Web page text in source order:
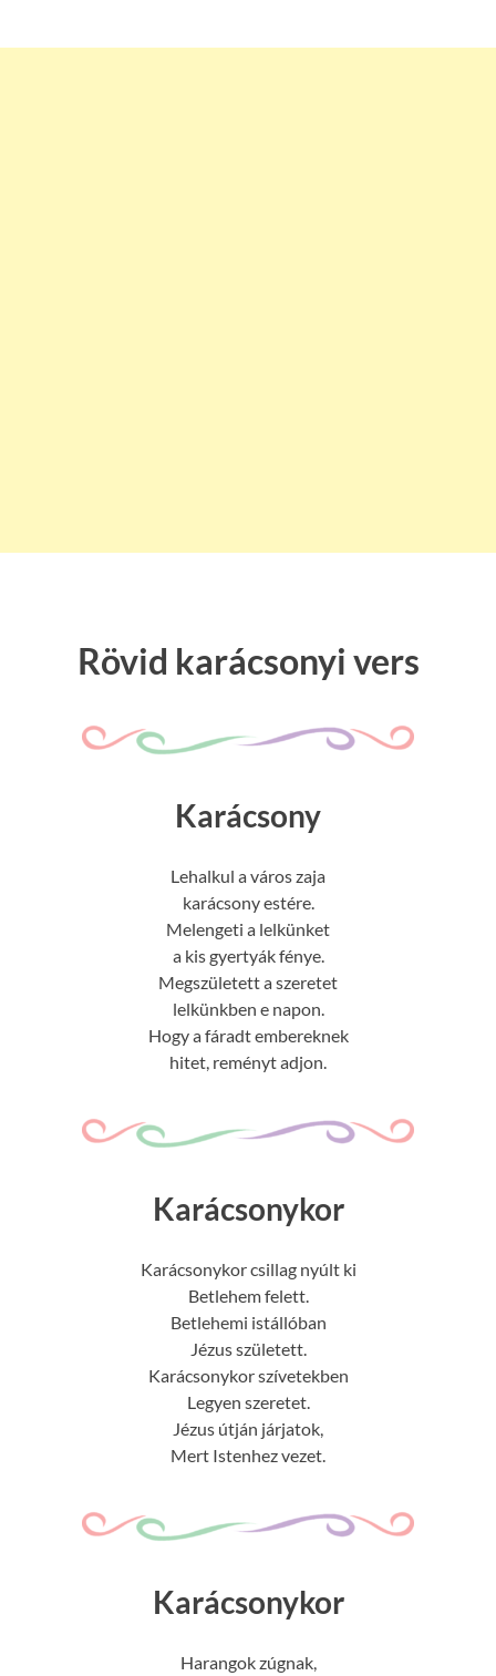
Rövid karácsonyi vers
Karácsony
Lehalkul a város zaja
karácsony estére.
Melengeti a lelkünket
a kis gyertyák fénye.
Megszületett a szeretet
lelkünkben e napon.
Hogy a fáradt embereknek
hitet, reményt adjon.
Karácsonykor
Karácsonykor csillag nyúlt ki
Betlehem felett.
Betlehemi istállóban
Jézus született.
Karácsonykor szívetekben
Legyen szeretet.
Jézus útján járjatok,
Mert Istenhez vezet.
Karácsonykor
Harangok zúgnak,